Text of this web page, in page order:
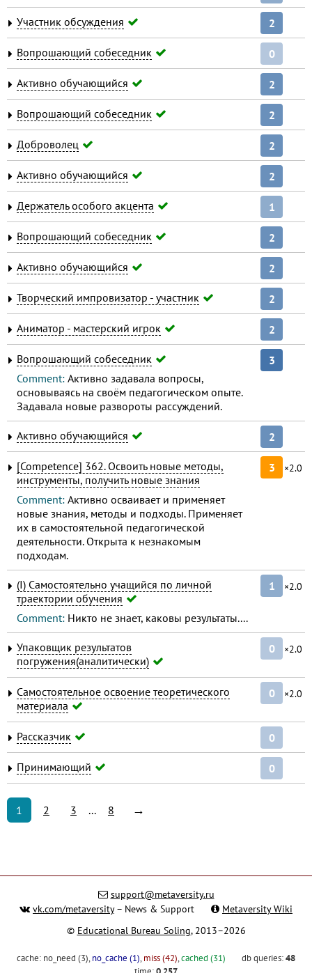
Участник обсуждения 2
Вопрошающий собеседник 0
Активно обучающийся 2
Вопрошающий собеседник 2
Доброволец 2
Активно обучающийся 2
Держатель особого акцента 1
Вопрошающий собеседник 2
Активно обучающийся 2
Творческий импровизатор - участник 2
Аниматор - мастерский игрок 2
Вопрошающий собеседник
Comment: Активно задавала вопросы,
основываясь на своём педагогическом опыте.
Задавала новые развороты рассуждений.
3
Активно обучающийся 2
[Competence] 362. Освоить новые методы,
инструменты, получить новые знания
Comment: Активно осваивает и применяет
новые знания, методы и подходы. Применяет
их в самостоятельной педагогической
деятельности. Открыта к незнакомым
подходам.
3 ×2.0
(I) Самостоятельно учащийся по личной
траектории обучения
Comment: Никто не знает, каковы результаты....
1 ×2.0
Упаковщик результатов
погружения(аналитически)
0 ×2.0
Самостоятельное освоение теоретического
материала
0 ×2.0
Рассказчик 0
Принимающий 0
1 2 3 ... 8 →
support@metaversity.ru
vk.com/metaversity– News & Support
Metaversity Wiki
© Educational Bureau Soling, 2013–2026
cache: no_need (3), no_cache (1), miss (42),cached (31) db queries:48